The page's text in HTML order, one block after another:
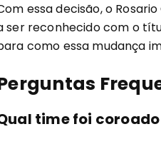
essa decisão, o
ser reconhecido com o
como essa mudança
time foi